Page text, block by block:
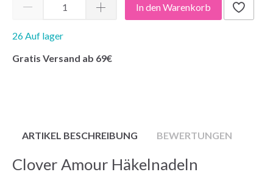
In den Warenkorb
26 Auf lager
Gratis Versand ab 69€
ARTIKEL BESCHREIBUNG BEWERTUNGEN
Clover Amour Häkelnadeln